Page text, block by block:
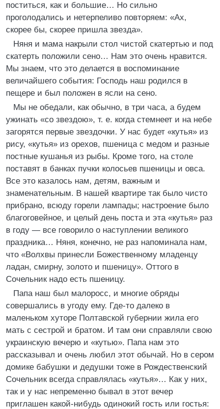
поститься, как и большие… Но сильно
проголодались и нетерпеливо повторяем: «Ах,
скорее бы, скорее пришла звезда».
Няня и мама накрыли стол чистой скатертью и под
скатерть положили сено… Нам это очень нравится.
Мы знаем, что это делается в воспоминание
величайшего события: Господь наш родился в
пещере и был положен в ясли на сено.
Мы не обедали, как обычно, в три часа, а будем
ужинать «со звездою», т. е. когда стемнеет и на небе
загорятся первые звездочки. У нас будет «кутья» из
рису, «кутья» из орехов, пшеница с медом и разные
постные кушанья из рыбы. Кроме того, на столе
поставят в банках пучки колосьев пшеницы и овса.
Все это казалось нам, детям, важным и
знаменательным. В нашей квартире так было чисто
прибрано, всюду горели лампады; настроение было
благоговейное, и целый день поста и эта «кутья» раз
в году — все говорило о наступлении великого
праздника… Няня, конечно, не раз напоминала нам,
что «Волхвы принесли Божественному младенцу
ладан, смирну, золото и пшеницу». Оттого в
Сочельник надо есть пшеницу.
Папа наш был малоросс, и многие обряды
совершались в угоду ему. Где-то далеко в
маленьком хуторе Полтавской губернии жила его
мать с сестрой и братом. И там они справляли свою
украинскую вечерю и «кутью». Папа нам это
рассказывал и очень любил этот обычай. Но в сером
домике бабушки и дедушки тоже в Рождественский
Сочельник всегда справлялась «кутья»… Как у них,
так и у нас непременно бывал в этот вечер
приглашен какой-нибудь одинокий гость или гостья: